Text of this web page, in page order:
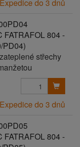
Expedice do 3 dnů
FATRAFOL 804 -
PD04)
střechy
Expedice do 3 dnů
FATRAFOL 804 -